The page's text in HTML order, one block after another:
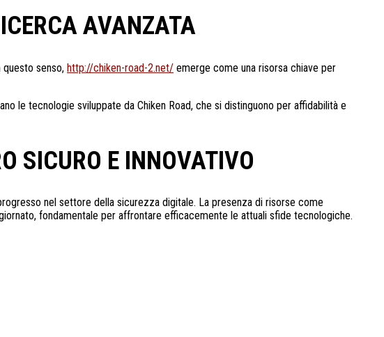
AVANZATA
senso, http://chiken-road-2.net/ emerge come una risorsa chiave per
le tecnologie sviluppate da Chiken Road, che si distinguono per affidabilità e
SICURO E INNOVATIVO
nel settore della sicurezza digitale. La presenza di risorse come
fondamentale per affrontare efficacemente le attuali sfide tecnologiche.